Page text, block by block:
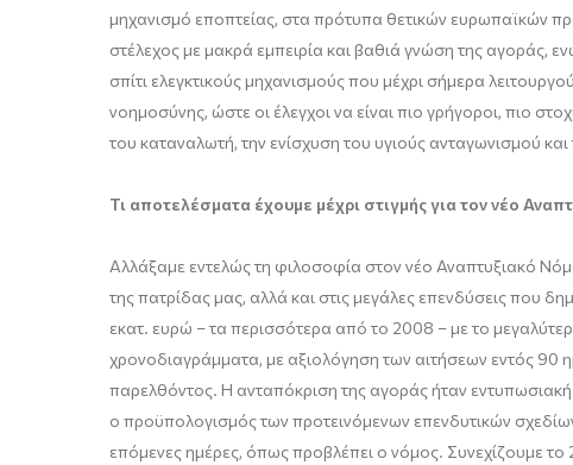
μηχανισμό εποπτείας, στα πρότυπα θετικών ευρωπαϊκών
στέλεχος με μακρά εμπειρία και βαθιά γνώση της αγοράς,
σπίτι ελεγκτικούς μηχανισμούς που μέχρι σήμερα
νοημοσύνης, ώστε οι έλεγχοι να είναι πιο γρήγοροι, πιο
του καταναλωτή, την ενίσχυση του υγιούς ανταγωνισμού
Τι αποτελέσματα έχουμε μέχρι στιγμής για τον νέο
Αλλάξαμε εντελώς τη φιλοσοφία στον νέο Αναπτυξιακό
της πατρίδας μας, αλλά και στις μεγάλες επενδύσεις που
εκατ. ευρώ – τα περισσότερα από το 2008 – με το
χρονοδιαγράμματα, με αξιολόγηση των αιτήσεων εντός 90
παρελθόντος. Η ανταπόκριση της αγοράς ήταν
ο προϋπολογισμός των προτεινόμενων επενδυτικών
επόμενες ημέρες, όπως προβλέπει ο νόμος. Συνεχίζουμε